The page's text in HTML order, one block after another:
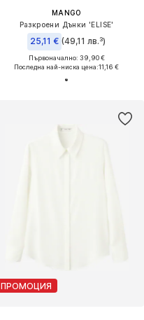
MANGO
Разкроени Дънки 'ELISE'
25,11 € (49,11 лв.³)
Първоначално: 39,90 €
Последна най-ниска цена:11,16 €
ПРОМОЦИЯ